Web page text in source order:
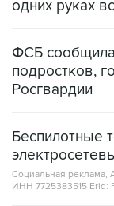
одних руках
ФСБ
подростков,
Росгвардии
Беспилотные
Социальная реклама,
ИНН 7725383515 Erid: